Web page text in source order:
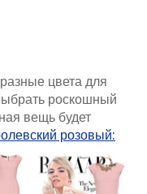
цвета для
роскошный
вещь будет
розовый: